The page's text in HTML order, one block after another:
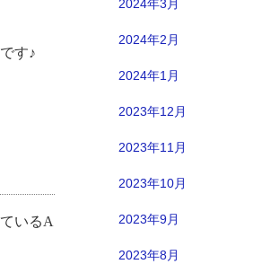
す♪
いるA
2024年3月
2024年2月
2024年1月
2023年12月
2023年11月
2023年10月
2023年9月
2023年8月